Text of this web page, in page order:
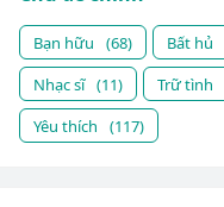
Bạn hữu (68) Bất hủ
Nhạc sĩ (11) Trữ tình
Yêu thích
(117)